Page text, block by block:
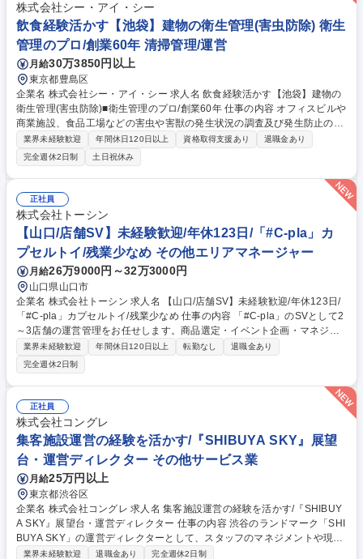
株式会社シー・アイ・シー
飲食経験活かす【池袋】建物の衛生管理(害虫防除) 衛生
管理のプロ/創業60年 清掃管理/運営
月給30万3850円以上
東京都豊島区
企業名 株式会社シー・アイ・シー 求人名 飲食経験活かす【池袋】建物の
衛生管理(害虫防除)■衛生管理のプロ/創業60年 仕事の内容 オフィスビルや
商業施設、食品工場などの害虫や害獣の発生状況の調査及び発生防止の措
置を講じます。「建築物衛生法」に基づき建物の管理者に義務付けられて
いるため、常に需要があり、非常に安定した事業です。 【詳細】調査結果
により追加の作業が必要な場合は提案及び見積もりの作成から受注まで行
います。時には大型ビルの設計段階から携わり、ねずみが侵入しにくい構
造となるようコンサルテーションも行います。 【働き方】残業平均30時
間/月。繁忙期は45時間もありますが、残業削減のために増員募集中。現
場によっては休日・夜間勤務有(手当/振休有) 【競合優位性】全員が正社員
のため他社より高額ですが高品質で選ばれています。 募集職種 飲食経験
活かす【池袋】建物の衛生管理(害虫防除)■衛生管理のプロ/創業60年
業界未経験歓迎 年間休日120日以上 資格取得支援あり
退職金あり
完全週休2日制
土日祝休み
正社員
株式会社トーシン
【山口/店舗SV】未経験歓迎/年休123日/「#C-pla」カ
プセルトイ/残業少なめ その他エリアマネージャー
月給26万9000円～32万3000円
山口県山口市
企業名 株式会社トーシン 求人名 【山口/店舗SV】未経験歓迎/年休123日/
「#C-pla」カプセルトイ/残業少なめ 仕事の内容 「#C-pla」のSVとして2
～3店舗の運営管理をお任せします。商品選定・イベント企画・マネジメ
ント等、業務は多岐にわたりますので裁量権を持ちながらキャリアを積む
ことが叶います。変更の範囲:当社業務全般 【業務詳細】・カプセルトイ
の商品選定（仕入れた商品の中から、自店舗の客層や売上を踏まえて、追
加発注を行います） ・イベント企画（季節、周年など）・商品の在庫管
理・金銭管理（両替機の釣銭準備）・収益管理・人員管理（アルバイト社
員の勤怠管理・育成、採用面接）・商品配置の検討（自店舗の客層や商品
の売れ行きを踏まえて、適切な商品配置を行います）など 募集職種 【山
口/店舗SV】未経験歓迎/年休123日/「#C-pla」カプセルトイ/残業少なめ
業界未経験歓迎 年間休日120日以上 転勤なし
退職金あり
完全週休2日制
正社員
株式会社コングレ
集客施設運営の経験を活かす/『SHIBUYA SKY』展望
台・運営ディレクター その他サービス業
月給25万円以上
東京都渋谷区
企業名 株式会社コングレ 求人名 集客施設運営の経験を活かす/『SHIBUY
A SKY』展望台・運営ディレクター 仕事の内容 渋谷のランドマーク「SHI
BUYA SKY」の運営ディレクターとして、スタッフのマネジメントや現場
のオペレーション管理をお任せします。接客経験を活かし、チームを動か
業界未経験歓迎 退職金あり 完全週休2日制